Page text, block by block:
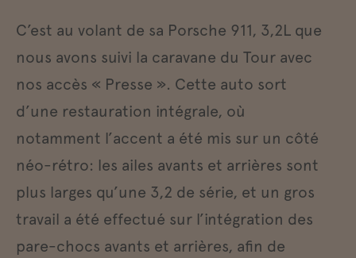
C’est au volant de sa Porsche 911, 3,2L que
nous avons suivi la caravane du Tour avec
nos accès « Presse ». Cette auto sort
d’une restauration intégrale, où
notamment l’accent a été mis sur un côté
néo-rétro: les ailes avants et arrières sont
plus larges qu’une 3,2 de série, et un gros
travail a été effectué sur l’intégration des
pare-chocs avants et arrières, afin de